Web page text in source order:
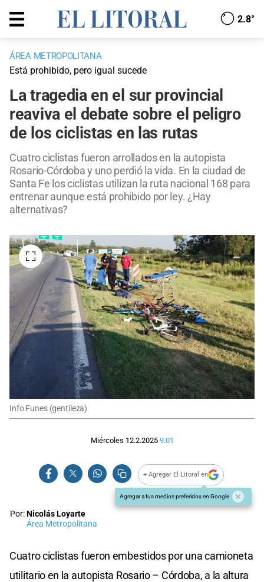
2.8°
ÁREA METROPOLITANA
Está prohibido, pero igual sucede
La tragedia en el sur provincial
reaviva el debate sobre el peligro
de los ciclistas en las rutas
Cuatro ciclistas fueron arrollados en la autopista
Rosario-Córdoba y uno perdió la vida. En la ciudad de
Santa Fe los ciclistas utilizan la ruta nacional 168 para
entrenar aunque está prohibido por ley. ¿Hay
alternativas?
Info Funes (gentileza)
Miércoles 12.2.2025 9:01
+ Agregar El Litoral en
Agregar a tus medios preferidos en Google
Por:Nicolás Loyarte
Área Metropolitana
Cuatro ciclistas fueron embestidos por una camioneta
utilitario en la autopista Rosario – Córdoba, a la altura